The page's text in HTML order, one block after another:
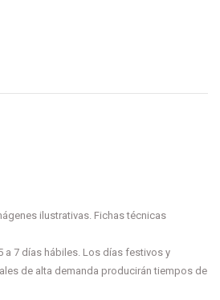
ilustrativas. Fichas técnicas
a 7 días hábiles. Los días festivos y
de alta demanda producirán tiempos de